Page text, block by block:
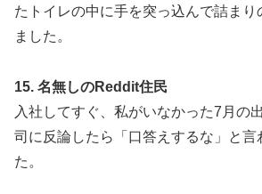
たトイレの中に手を突っ込んで詰まり
ました。
15. 名無しのReddit住民
入社してすぐ、私がいなかった7月の
司に反論したら「口答えするな」と言
た。